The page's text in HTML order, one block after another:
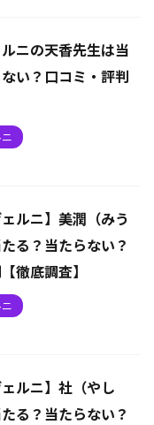
ニの天香先生は当
い？口コミ・評判
ェルニ】美潤（みう
る？当たらない？
徹底調査】
ェルニ】社（やし
る？当たらない？